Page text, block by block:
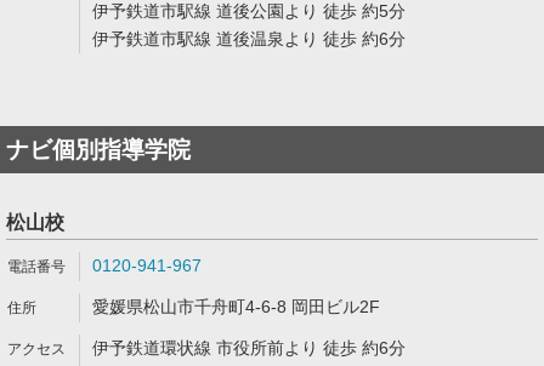
伊予鉄道市駅線 道後公園より 徒歩 約5分
伊予鉄道市駅線 道後温泉より 徒歩 約6分
ナビ個別指導学院
松山校
0120-941-967
愛媛県松山市千舟町4-6-8 岡田ビル2F
伊予鉄道環状線 市役所前より 徒歩 約6分